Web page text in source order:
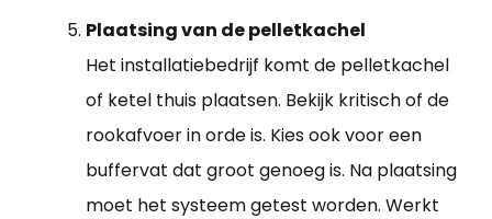
Plaatsing van de pelletkachel
Het installatiebedrijf komt de pelletkachel
of ketel thuis plaatsen. Bekijk kritisch of de
rookafvoer in orde is. Kies ook voor een
buffervat dat groot genoeg is. Na plaatsing
moet het systeem getest worden. Werkt